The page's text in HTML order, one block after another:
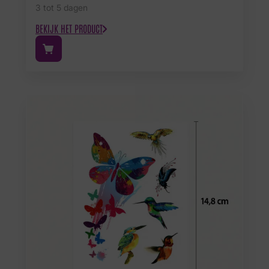
3 tot 5 dagen
BEKIJK HET PRODUCT